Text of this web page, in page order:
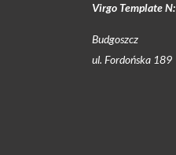
Virgo Template N:
Budgoszcz
ul. Fordońska 189